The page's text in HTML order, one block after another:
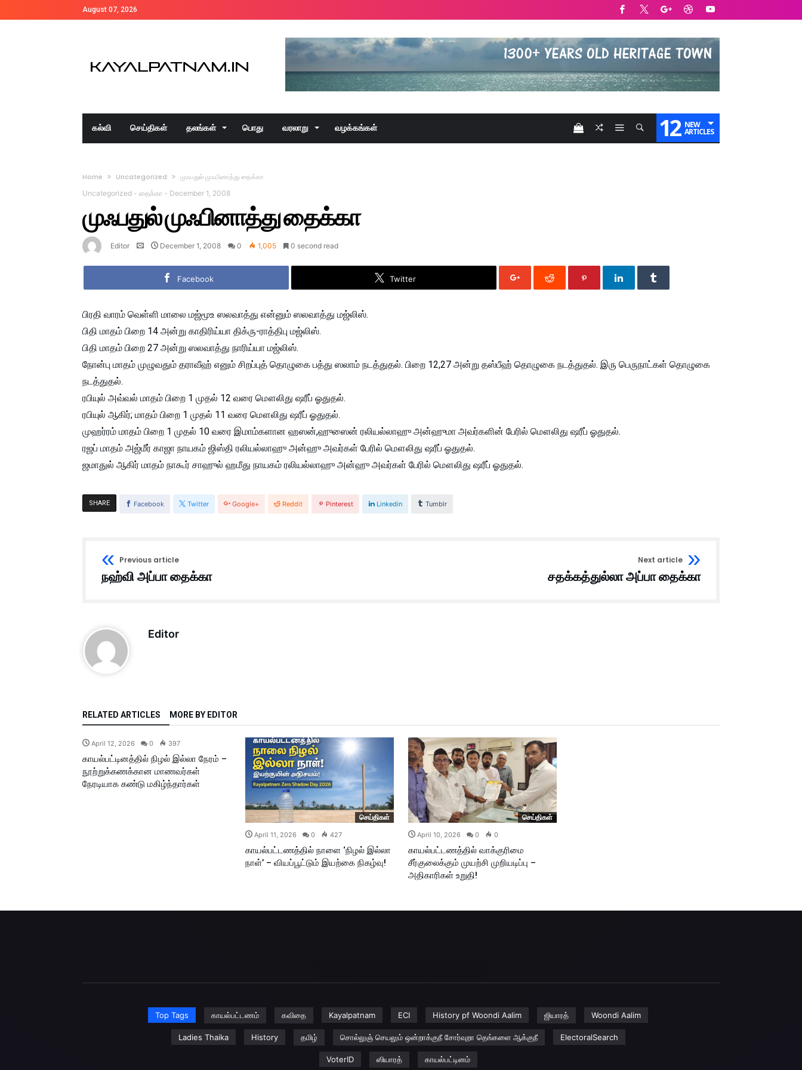
August 07, 2026
கல்வி செய்திகள் தலங்கள் பொது வரலாறு வழக்கங்கள் 12 NEW
ARTICLES
Home Uncategorized முஃபதுல் முஃபினாத்து தைக்கா
Uncategorized - தைக்கா - December 1, 2008
முஃபதுல் முஃபினாத்து தைக்கா
Editor December 1, 2008 0 1,005 0 second read
Facebook Twitter
பிரதி வாரம் வெள்ளி மாலை மஜ்மூஉ ஸலவாத்து என்னும் ஸலவாத்து மஜ்லிஸ்.
பிதி மாதம் பிறை 14 அன்று காதிரிய்யா திக்ரு-ராத்திபு மஜ்லிஸ்.
பிதி மாதம் பிறை 27 அன்று ஸலவாத்து நாரிய்யா மஜ்லிஸ்.
நோன்பு மாதம் முழுவதும் தராவீஹ் எனும் சிறப்புத் தொழுகை பத்து ஸலாம் நடத்துதல். பிறை 12,27 அன்று தஸ்பீஹ் தொழுகை நடத்துதல். இரு பெருநாட்கள் தொழுகை
நடத்துதல்.
ரபியுல் அவ்வல் மாதம் பிறை 1 முதல் 12 வரை மௌலிது ஷரீப் ஓதுதல்.
ரபியுல் ஆகிர்; மாதம் பிறை 1 முதல் 11 வரை மௌலிது ஷரீப் ஓதுதல்.
முஹர்ரம் மாதம் பிறை 1 முதல் 10 வரை இமாம்களான ஹஸன்,ஹுஸைன் ரலியல்லாஹு அன்ஹுமா அவர்களின் பேரில் மௌலிது ஷரீப் ஓதுதல்.
ரஜப் மாதம் அஜ்மீர் காஜா நாயகம் ஜிஸ்தி ரலியல்லாஹு அன்ஹு அவர்கள் பேரில் மௌலிது ஷரீப் ஓதுதல்.
ஜமாதுல் ஆகிர் மாதம் நாகூர் சாஹுல் ஹமீது நாயகம் ரலியல்லாஹு அன்ஹு அவர்கள் பேரில் மௌலிது ஷரீப் ஓதுதல்.
SHARE Facebook Twitter Google+ Reddit Pinterest Linkedin Tumblr
Previous article
நஹ்வி அப்பா தைக்கா
Next article
சதக்கத்துல்லா அப்பா தைக்கா
Editor
RELATED ARTICLES MORE BY EDITOR
April 12, 2026 0 397
காயல்பட்டினத்தில் நிழல் இல்லா நேரம் –
நூற்றுக்கணக்கான மாணவர்கள்
நேரடியாக கண்டு மகிழ்ந்தார்கள்
செய்திகள்
April 11, 2026 0 427
காயல்பட்டணத்தில் நாளை ‘நிழல் இல்லா
நாள்’ – வியப்பூட்டும் இயற்கை நிகழ்வு!
செய்திகள்
April 10, 2026 0 0
காயல்பட்டணத்தில் வாக்குரிமை
சீர்குலைக்கும் முயற்சி முறியடிப்பு –
அதிகாரிகள் உறுதி!
Top Tags காயல்பட்டணம் கவிதை Kayalpatnam ECI History pf Woondi Aalim ஜியாரத் Woondi Aalim
Ladies Thaika History தமிழ் சொல்லுஞ் செயலும் ஒன்றாக்குநீ சோர்வுறா தெங்களை ஆக்குநீ ElectoralSearch
VoterID ஸியாரத் காயல்பட்டினம்